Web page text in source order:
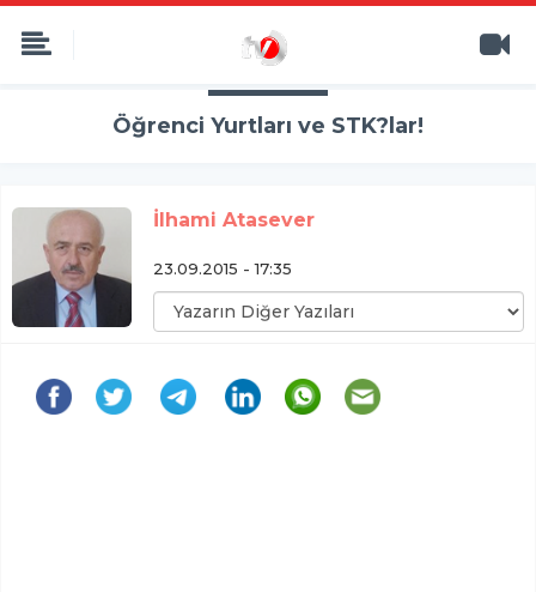
Öğrenci Yurtları ve STK?lar!
İlhami Atasever
23.09.2015 - 17:35